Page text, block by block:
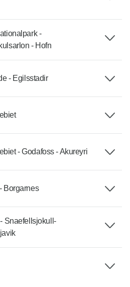
-
- Hofn
- Egilsstadir
- Godafoss - Akureyri
Borgarnes
Snaefellsjokull-